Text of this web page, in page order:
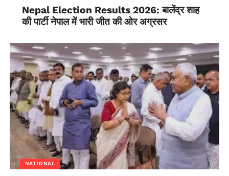
Nepal Election Results 2026: बालेंद्र शाह
की पार्टी नेपाल में भारी जीत की ओर अग्रसर
NATIONAL